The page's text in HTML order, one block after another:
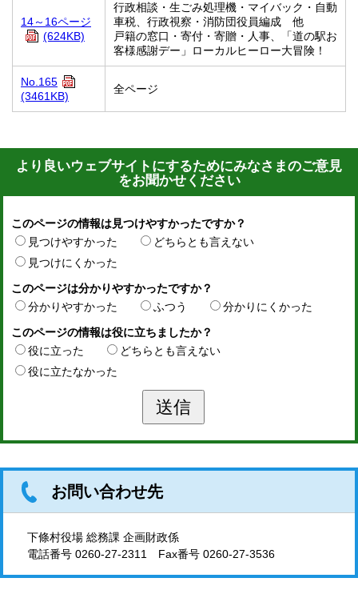
14～16ページ
(624KB)
行政相談・生ごみ処理機・マイバック・自動
車税、行政視察・消防団役員編成 他
戸籍の窓口・寄付・寄贈・人事、「道の駅お
客様感謝デー」ローカルヒーロー大冒険！
No.165
(3461KB)
全ページ
より良いウェブサイトにするためにみなさまのご意見
をお聞かせください
このページの情報は見つけやすかったですか？
見つけやすかった
どちらとも言えない
見つけにくかった
このページは分かりやすかったですか？
分かりやすかった
ふつう
分かりにくかった
このページの情報は役に立ちましたか？
役に立った
どちらとも言えない
役に立たなかった
お問い合わせ先
下條村役場 総務課 企画財政係
電話番号 0260-27-2311 Fax番号 0260-27-3536